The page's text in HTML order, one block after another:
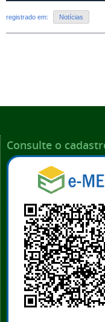
registrado em: Notícias
Consulte o